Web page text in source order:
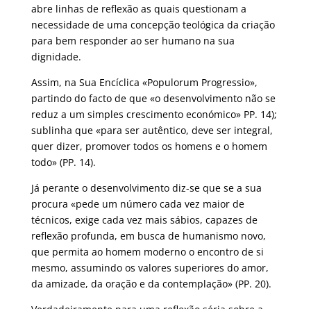
abre linhas de reflexão as quais questionam a
necessidade de uma concepção teológica da criação
para bem responder ao ser humano na sua
dignidade.
Assim, na Sua Encíclica «Populorum Progressio»,
partindo do facto de que «o desenvolvimento não se
reduz a um simples crescimento económico» PP. 14);
sublinha que «para ser autêntico, deve ser integral,
quer dizer, promover todos os homens e o homem
todo» (PP. 14).
Já perante o desenvolvimento diz-se que se a sua
procura «pede um número cada vez maior de
técnicos, exige cada vez mais sábios, capazes de
reflexão profunda, em busca de humanismo novo,
que permita ao homem moderno o encontro de si
mesmo, assumindo os valores superiores do amor,
da amizade, da oração e da contemplação» (PP. 20).